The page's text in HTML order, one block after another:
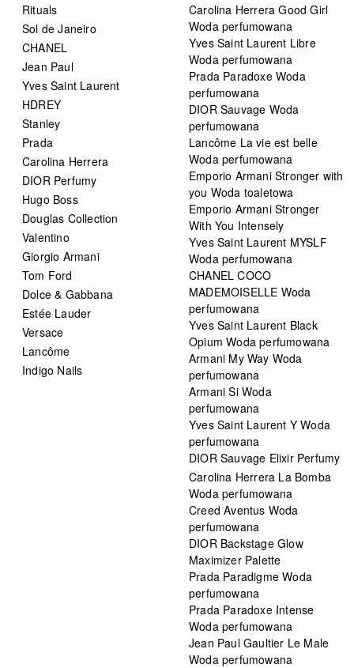
Rituals
Sol de Janeiro
CHANEL
Jean Paul
Yves Saint Laurent
HDREY
Stanley
Prada
Carolina Herrera
DIOR Perfumy
Hugo Boss
Douglas Collection
Valentino
Giorgio Armani
Tom Ford
Dolce & Gabbana
Estée Lauder
Versace
Lancôme
Indigo Nails
Carolina Herrera Good Girl
Woda perfumowana
Yves Saint Laurent Libre
Woda perfumowana
Prada Paradoxe Woda
perfumowana
DIOR Sauvage Woda
perfumowana
Lancôme La vie est belle
Woda perfumowana
Emporio Armani Stronger with
you Woda toaletowa
Emporio Armani Stronger
With You Intensely
Yves Saint Laurent MYSLF
Woda perfumowana
CHANEL COCO
MADEMOISELLE Woda
perfumowana
Yves Saint Laurent Black
Opium Woda perfumowana
Armani My Way Woda
perfumowana
Armani Si Woda
perfumowana
Yves Saint Laurent Y Woda
perfumowana
DIOR Sauvage Elixir Perfumy
Carolina Herrera La Bomba
Woda perfumowana
Creed Aventus Woda
perfumowana
DIOR Backstage Glow
Maximizer Palette
Prada Paradigme Woda
perfumowana
Prada Paradoxe Intense
Woda perfumowana
Jean Paul Gaultier Le Male
Woda perfumowana